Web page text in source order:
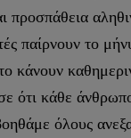
προσπάθεια
παίρνουν το
κάνουν
ότι κάθε
όλους